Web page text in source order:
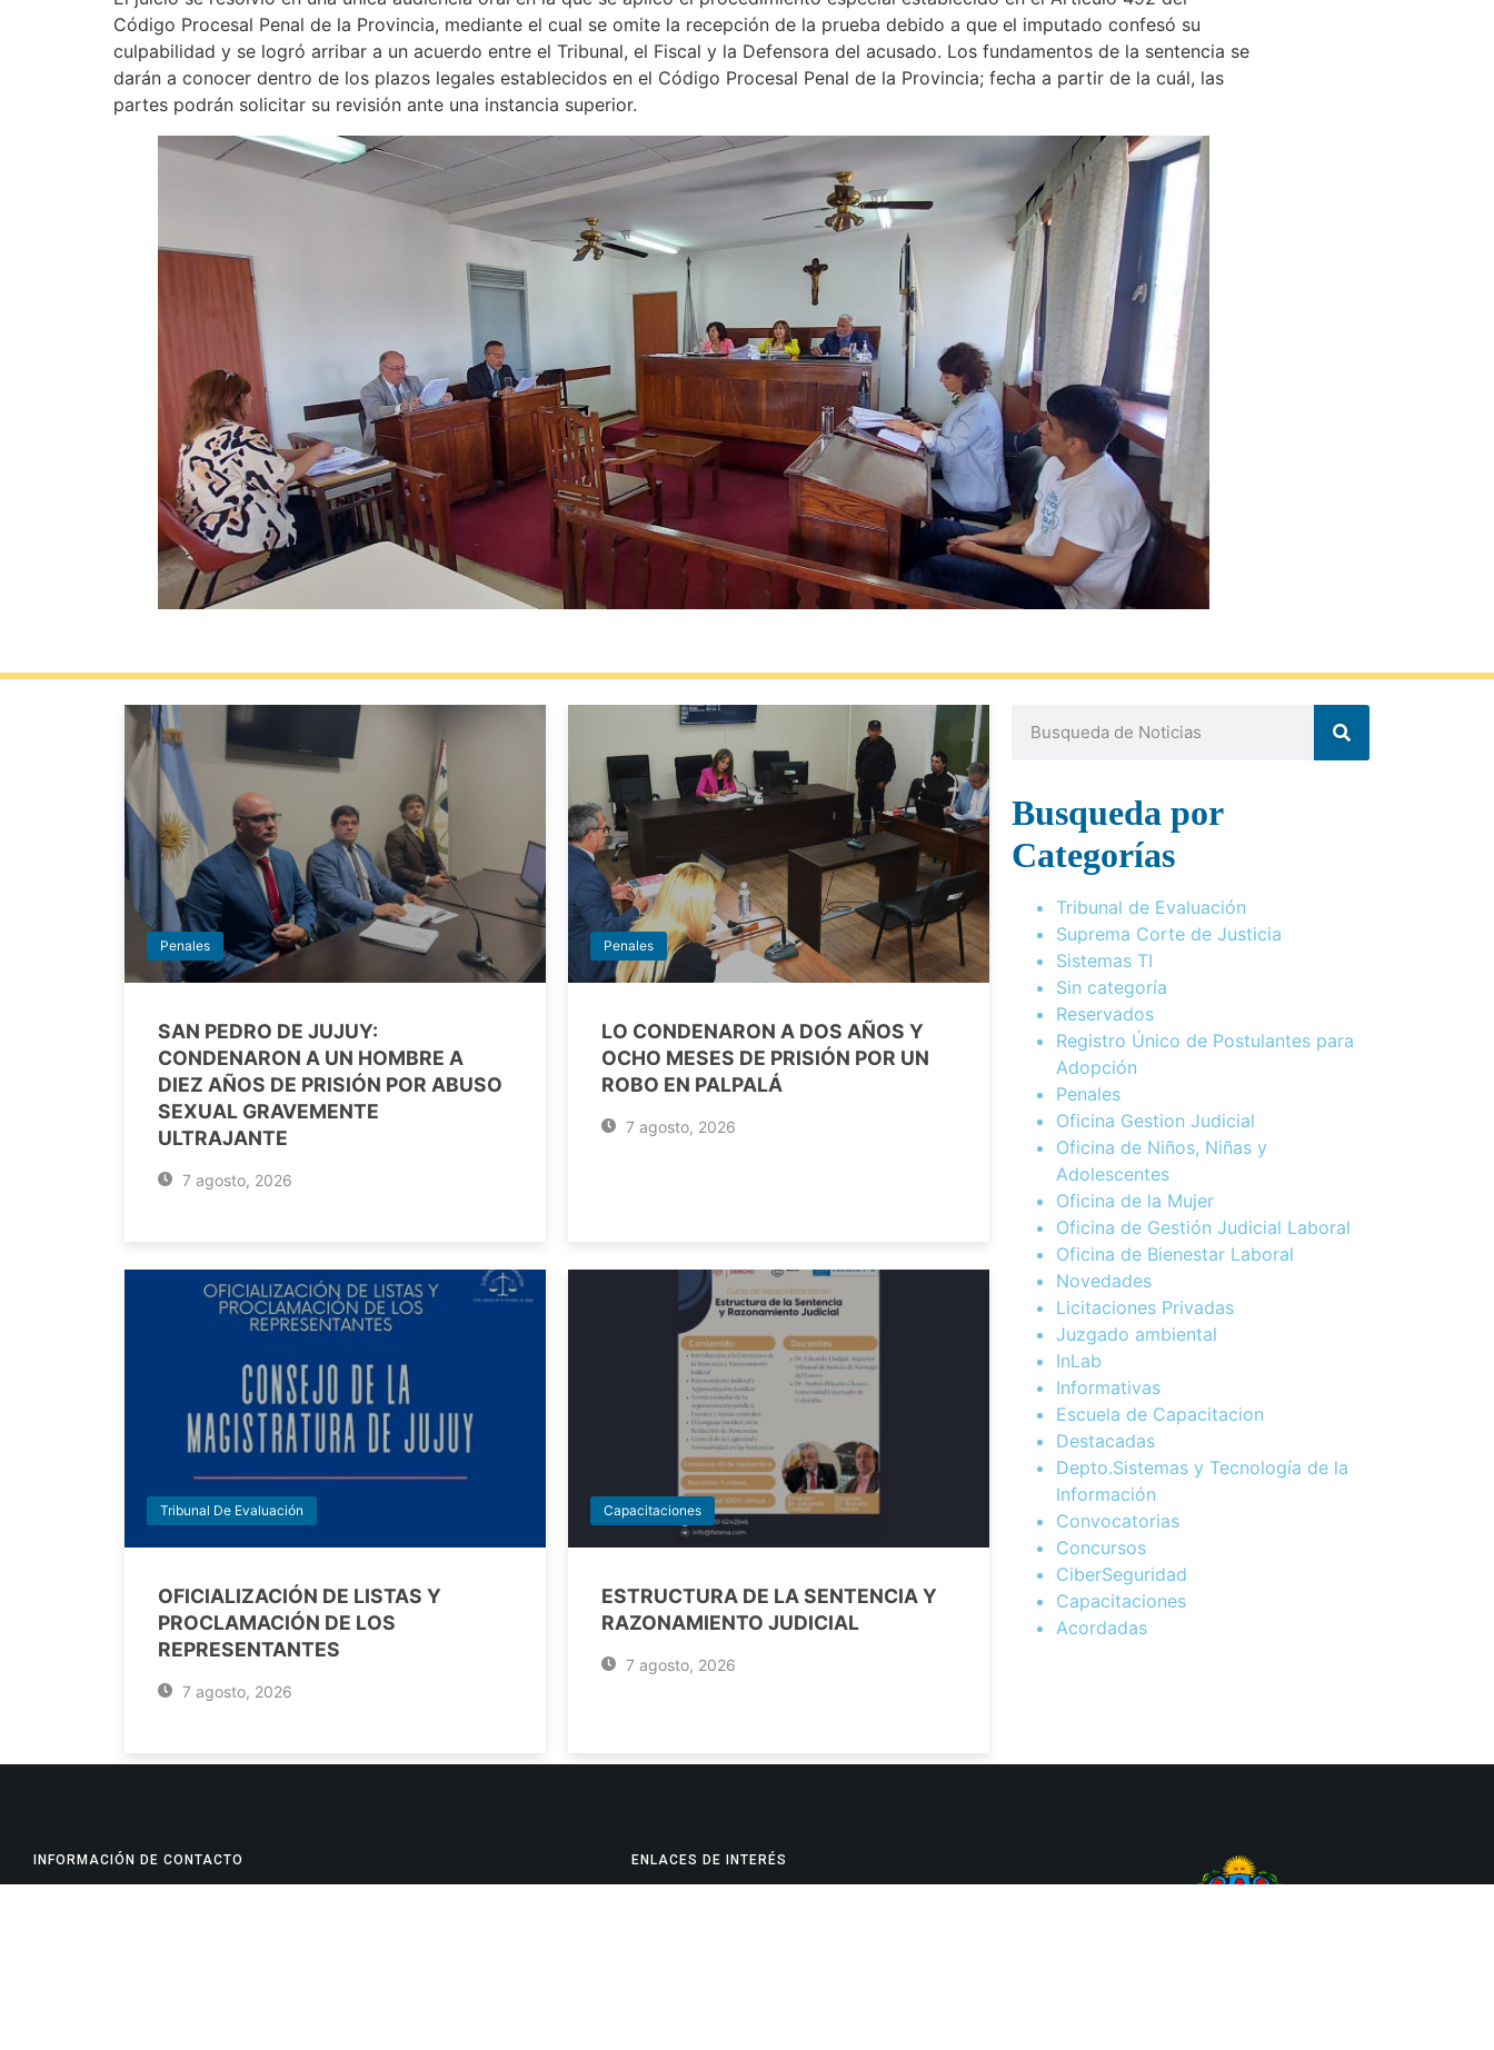
Código Procesal Penal de la Provincia, mediante el cual se omite la recepción de la prueba debido a que el imputado confesó su
culpabilidad y se logró arribar a un acuerdo entre el Tribunal, el Fiscal y la Defensora del acusado. Los fundamentos de la sentencia se
darán a conocer dentro de los plazos legales establecidos en el Código Procesal Penal de la Provincia; fecha a partir de la cuál, las
partes podrán solicitar su revisión ante una instancia superior.
Penales
SAN PEDRO DE JUJUY:
CONDENARON A UN HOMBRE A
DIEZ AÑOS DE PRISIÓN POR ABUSO
SEXUAL GRAVEMENTE
ULTRAJANTE
7 agosto, 2026
Penales
LO CONDENARON A DOS AÑOS Y
OCHO MESES DE PRISIÓN POR UN
ROBO EN PALPALÁ
7 agosto, 2026
Tribunal De Evaluación
OFICIALIZACIÓN DE LISTAS Y
PROCLAMACIÓN DE LOS
REPRESENTANTES
7 agosto, 2026
Capacitaciones
ESTRUCTURA DE LA SENTENCIA Y
RAZONAMIENTO JUDICIAL
7 agosto, 2026
Busqueda por
Categorías
Tribunal de Evaluación
Suprema Corte de Justicia
Sistemas TI
Sin categoría
Reservados
Registro Único de Postulantes para
Adopción
Penales
Oficina Gestion Judicial
Oficina de Niños, Niñas y
Adolescentes
Oficina de la Mujer
Oficina de Gestión Judicial Laboral
Oficina de Bienestar Laboral
Novedades
Licitaciones Privadas
Juzgado ambiental
InLab
Informativas
Escuela de Capacitacion
Destacadas
Depto.Sistemas y Tecnología de la
Información
Convocatorias
Concursos
CiberSeguridad
Capacitaciones
Acordadas
INFORMACIÓN DE CONTACTO ENLACES DE INTERÉS